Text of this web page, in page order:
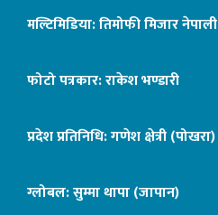
मल्टिमिडिया: तिमोफी मिजार नेपाली
फोटो पत्रकार: राकेश भण्डारी
प्रदेश प्रतिनिधि: गणेश क्षेत्री (पोखरा)
ग्लोबल: सुम्मा थापा (जापान)